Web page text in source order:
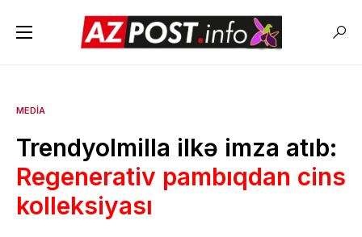
MEDIA
Trendyolmilla ilkə imza atıb:
Regenerativ pambıqdan cins
kolleksiyası